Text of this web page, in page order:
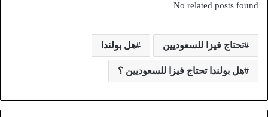
No related posts found
تحتاج فيزا للسعوديين هل بولندا
هل بولندا تحتاج فيزا للسعوديين ؟